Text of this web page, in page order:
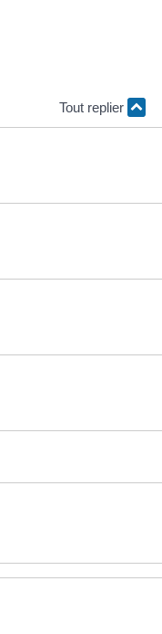
Tout replier